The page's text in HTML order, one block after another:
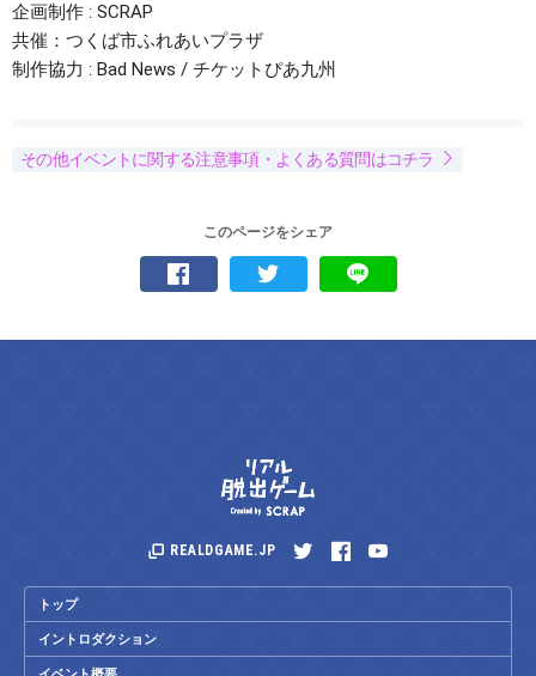
企画制作 : SCRAP
共催：つくば市ふれあいプラザ
制作協力 : Bad News / チケットぴあ九州
その他イベントに関する注意事項・よくある質問はコチラ
このページをシェア
REALDGAME.JP
トップ
イントロダクション